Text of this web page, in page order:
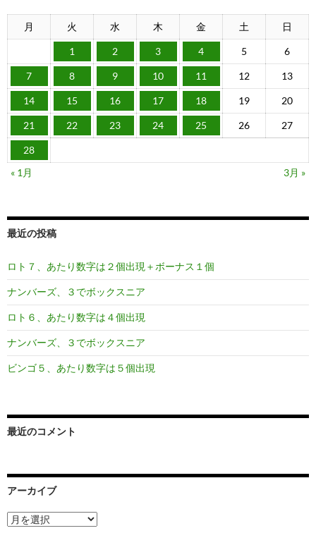
月 火 水 木 金 土 日
1 2 3 4 5 6
7 8 9 10 11 12 13
14 15 16 17 18 19 20
21 22 23 24 25 26 27
28
« 1月
3月 »
最近の投稿
ロト７、あたり数字は２個出現＋ボーナス１個
ナンバーズ、３でボックスニア
ロト６、あたり数字は４個出現
ナンバーズ、３でボックスニア
ビンゴ５、あたり数字は５個出現
最近のコメント
アーカイブ
ア
ー